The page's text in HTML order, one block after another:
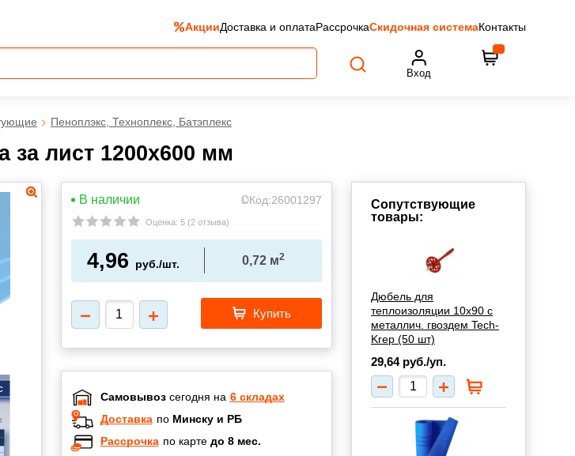
АкцииДоставка и оплатаРассрочкаСкидочная системаКонтакты
Вход
Пеноплэкс, Техноплекс, Батэплекс
за лист 1200х600 мм
В наличии Код:26001297
Оценка: 5(2 отзыва)
4,96 руб./шт. 0,72 м2
Купить
Самовывозсегодня на 6 складах
Доставка по Минску и РБ
Рассрочка по карте до 8 мес.
Сопутствующие
товары:
Дюбель для
теплоизоляции 10х90 с
металлич. гвоздем Tech-
Krep (50 шт)
29,64 руб./уп.